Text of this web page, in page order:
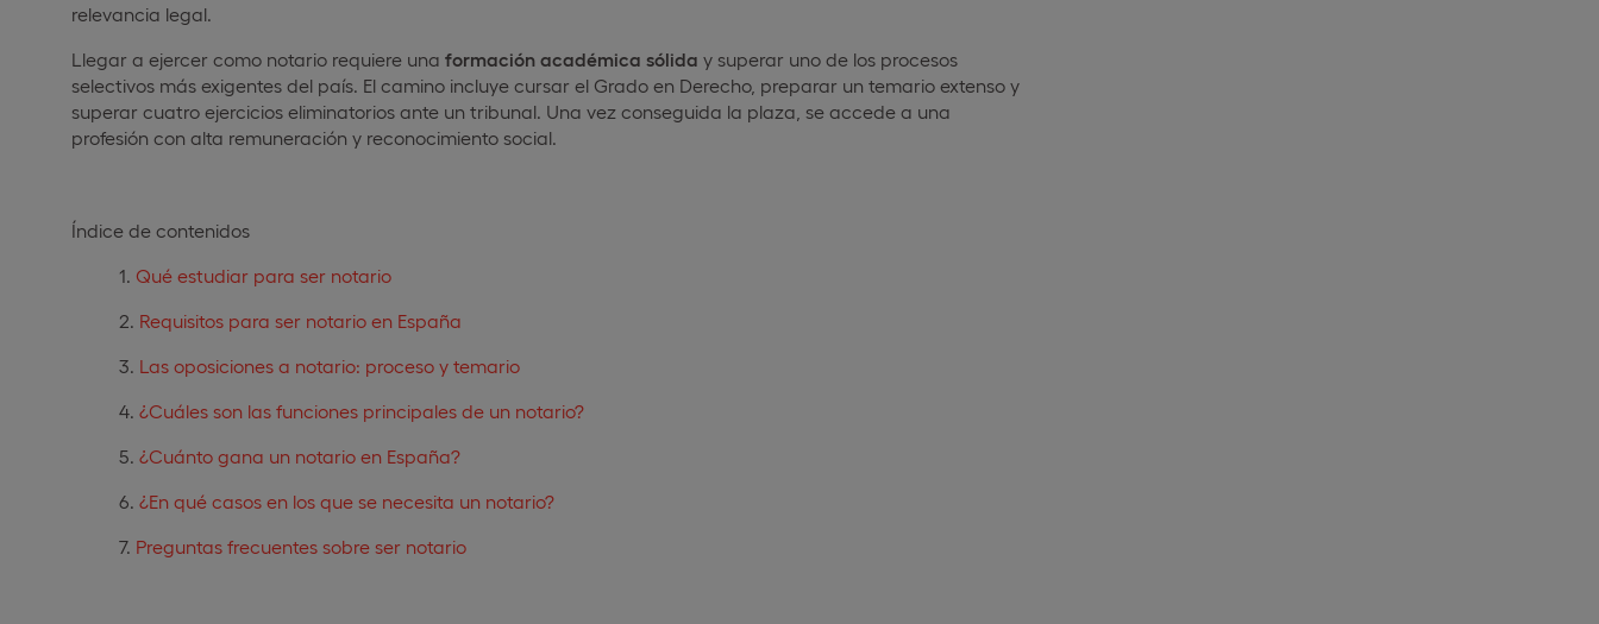
relevancia legal.
Llegar a ejercer como notario requiere una formación académica sólida y superar uno de los procesos
selectivos más exigentes del país. El camino incluye cursar el Grado en Derecho, preparar un temario extenso y
superar cuatro ejercicios eliminatorios ante un tribunal. Una vez conseguida la plaza, se accede a una
profesión con alta remuneración y reconocimiento social.
Índice de contenidos
Qué estudiar para ser notario
Requisitos para ser notario en España
Las oposiciones a notario: proceso y temario
¿Cuáles son las funciones principales de un notario?
¿Cuánto gana un notario en España?
¿En qué casos en los que se necesita un notario?
Preguntas frecuentes sobre ser notario